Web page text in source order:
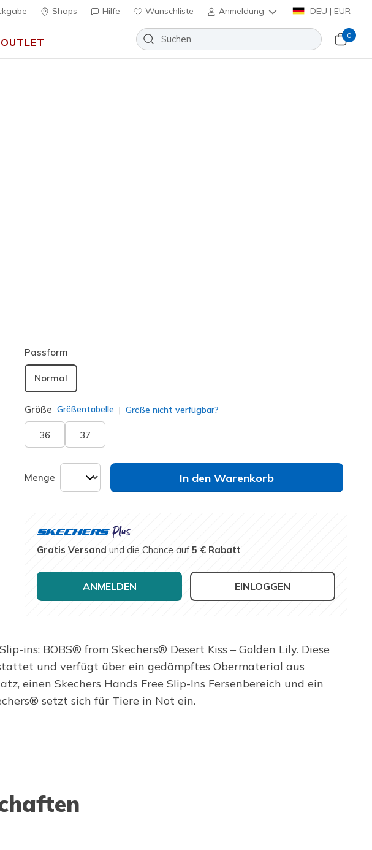
Shops Hilfe Wunschliste Anmeldung DEU | EUR
OUTLET
0
Passform
Normal
Größe Größentabelle Größe nicht verfügbar?
36 37
Menge In den Warenkorb
Gratis Versand und die Chance auf5 € Rabatt
ANMELDEN EINLOGGEN
ins: BOBS® from Skechers® Desert Kiss – Golden Lily. Diese
und verfügt über ein gedämpftes Obermaterial aus
einen Skechers Hands Free Slip-Ins Fersenbereich und ein
setzt sich für Tiere in Not ein.